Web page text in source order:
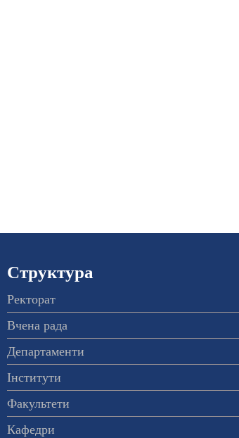
Структура
Ректорат
Вчена рада
Департаменти
Інститути
Факультети
Кафедри